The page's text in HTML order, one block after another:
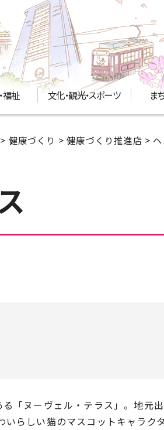
福祉 文化・観光・スポーツ ま
健康づくり >健康づくり推進店 >
「ヌーヴェル・テラス」。地元
らしい猫のマスコットキャラ